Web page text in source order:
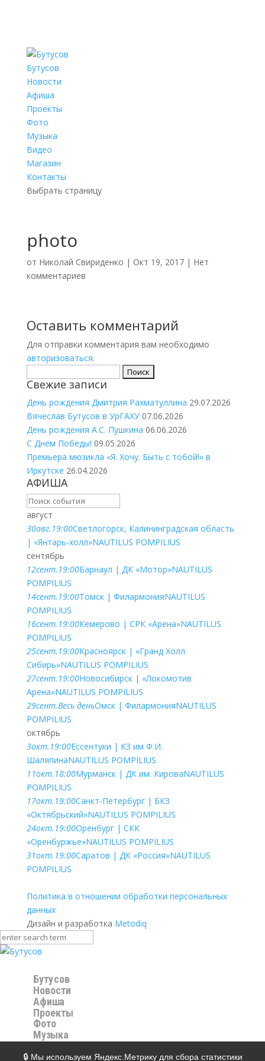
Бутусов
Новости
Афиша
Проекты
Фото
Музыка
Видео
Магазин
Контакты
Выбрать страницу
photo
от Николай Свириденко | Окт 19, 2017| Нет
комментариев
Оставить комментарий
Для отправки комментария вам необходимо
авторизоваться.
Свежие записи
День рождения Дмитрия Рахматуллина 29.07.2026
Вячеслав Бутусов в УрГАХУ 07.06.2026
День рождения А.С. Пушкина 06.06.2026
С Днём Победы! 09.05.2026
Премьера мюзикла «Я. Хочу. Быть с тобой!» в
Иркутске 26.04.2026
АФИША
август
30авг. 19:00Светлогорск, Калининградская область
| «Янтарь-холл»NAUTILUS POMPILIUS
сентябрь
12сент. 19:00Барнаул | ДК «Мотор»NAUTILUS
POMPILIUS
14сент. 19:00Томск | ФилармонияNAUTILUS
POMPILIUS
16сент. 19:00Кемерово | СРК «Арена»NAUTILUS
POMPILIUS
25сент. 19:00Красноярск | «Гранд Холл
Сибирь»NAUTILUS POMPILIUS
27сент. 19:00Новосибирск | «Локомотив
Арена»NAUTILUS POMPILIUS
29сент.Весь деньОмск | ФилармонияNAUTILUS
POMPILIUS
октябрь
3окт. 19:00Ессентуки | КЗ им Ф.И.
ШаляпинаNAUTILUS POMPILIUS
11окт. 18:00Мурманск | ДК им. КироваNAUTILUS
POMPILIUS
17окт. 19:00Санкт-Петербург | БКЗ
«Октябрьский»NAUTILUS POMPILIUS
24окт. 19:00Оренбург | СКК
«Оренбуржье»NAUTILUS POMPILIUS
31окт. 19:00Саратов | ДК «Россия»NAUTILUS
POMPILIUS
Политика в отношении обработки персональных
данных
🔒 Мы используем Яндекс.Метрику для сбора статистики
Дизайн и разработка Metodiq
Бутусов
Новости
Афиша
Проекты
Фото
Музыка
Магазин